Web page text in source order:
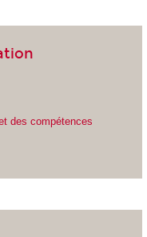
des compétences